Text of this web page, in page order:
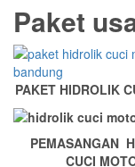
Paket
PAKET HIDROLIK
PEMASANGAN
CUCI